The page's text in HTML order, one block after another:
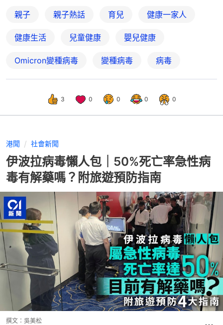
親子 親子熱話 育兒 健康一家人
健康生活 兒童健康 嬰兒健康
Omicron變種病毒 變種病毒 病毒
3 0 0 0 0
港聞 社會新聞
伊波拉病毒懶人包｜50%死亡率急性病
毒有解藥嗎？附旅遊預防指南
撰文： 吳美松